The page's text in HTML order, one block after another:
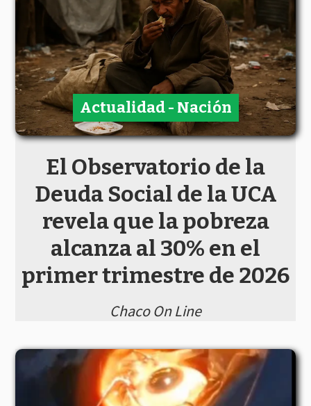
El Observatorio de la
Deuda Social de la UCA
revela que la pobreza
alcanza al 30% en el
primer trimestre de 2026
Chaco On Line
Actualidad - Nación